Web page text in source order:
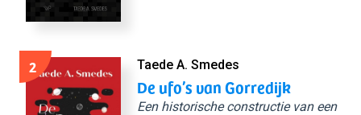
2 Taede A. Smedes
De ufo’s van Gorredijk
Een historische constructie van een